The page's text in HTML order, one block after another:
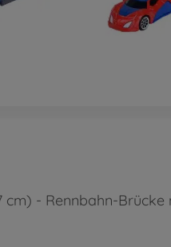
- Rennbahn-